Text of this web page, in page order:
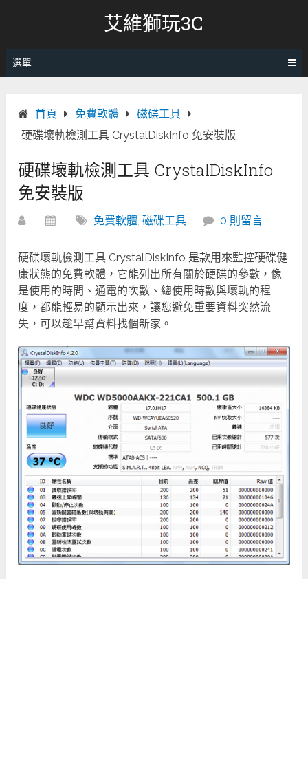
艾維獅玩3C
選單
首頁 免費軟體
磁碟工具
硬碟壞軌檢測工具 CrystalDiskInfo 免安裝版
硬碟壞軌檢測工具 CrystalDiskInfo
免安裝版
免費軟體,磁碟工具 0 則留言
硬碟壞軌檢測工具 CrystalDiskInfo 是款用來監控硬碟健
康狀態的免費軟體，它能列出所有關於硬碟的參數，像
是使用的時間、通電的次數、總使用時數與壞軌的程
度，都能輕易的顯示出來，讓您避免重要資料突然流
失，可以趁早幫資料找個新家。